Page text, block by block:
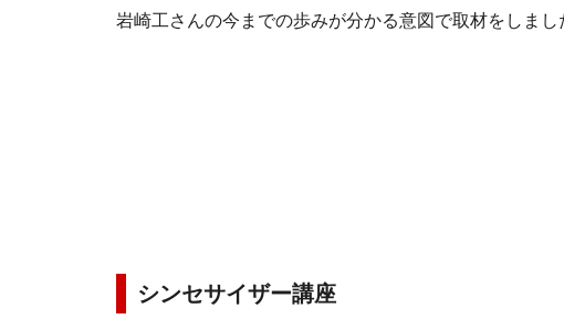
岩崎工さんの今までの歩みが分かる意図で取材をしまし
シンセサイザー講座